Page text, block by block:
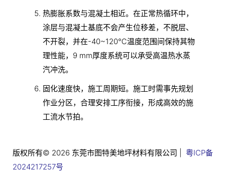
热膨胀系数与混凝土相近。在正常热循环中，
涂层与混凝土基底不会产生位移差，不脱层、
不开裂，并在-40~120℃温度范围间保持其物
理性能，9 mm厚度系统可以承受高温热水蒸
汽冲洗。
固化速度快，施工周期短。施工时需事先规划
作业分区，合理安排工序衔接，形成高效的施
工流水节拍。
版权所有© 2026 东莞市图特美地坪材料有限公司 |粤ICP备
2024217257号